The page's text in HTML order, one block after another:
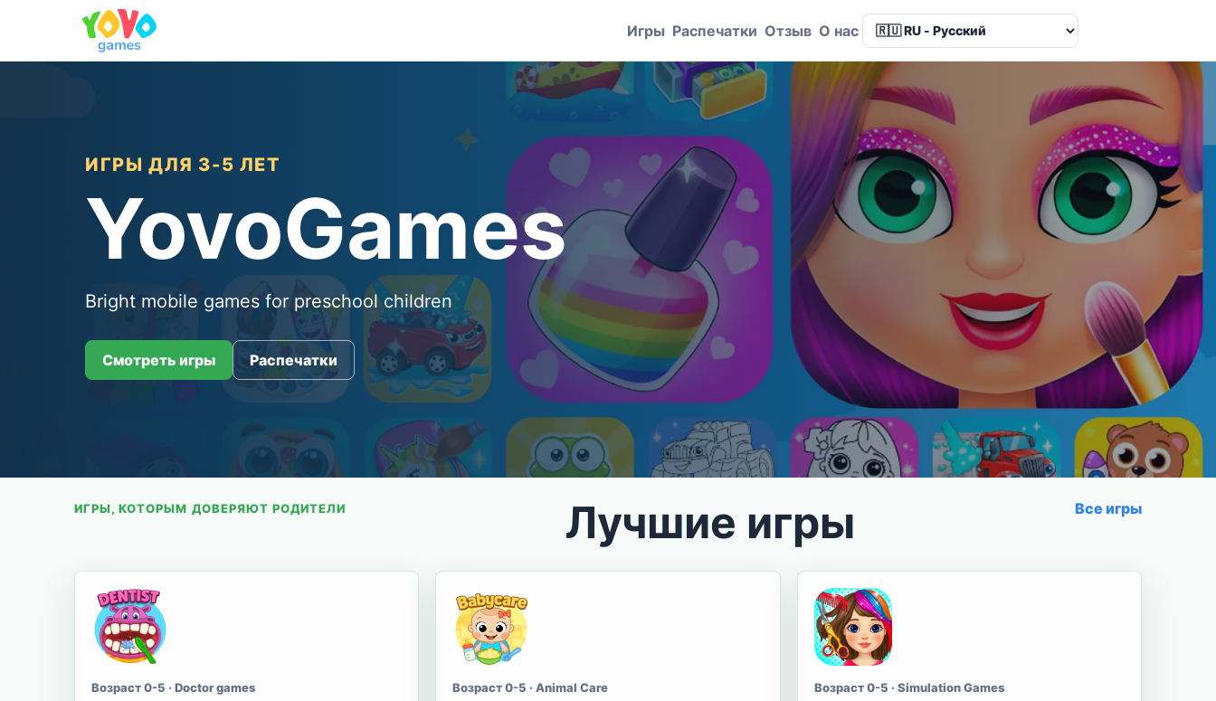
Игры Распечатки Отзыв О нас
ИГРЫ ДЛЯ 3-5 ЛЕТ
YovoGames
Bright mobile games for preschool children
Смотреть игры Распечатки
ИГРЫ, КОТОРЫМ ДОВЕРЯЮТ РОДИТЕЛИ Лучшие игры Все игры
Возраст 0-5 · Doctor games Возраст 0-5 · Animal Care Возраст 0-5 · Simulation Games